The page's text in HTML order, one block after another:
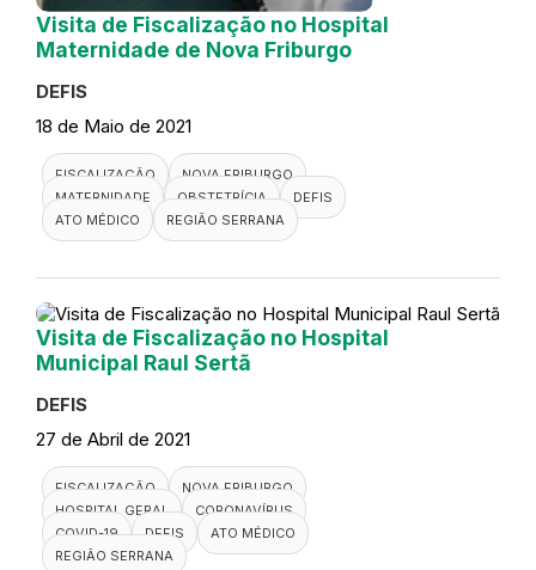
Visita de Fiscalização no Hospital
Maternidade de Nova Friburgo
DEFIS
18 de Maio de 2021
FISCALIZAÇÃO
NOVA FRIBURGO
MATERNIDADE
OBSTETRÍCIA
DEFIS
ATO MÉDICO
REGIÃO SERRANA
Visita de Fiscalização no Hospital
Municipal Raul Sertã
DEFIS
27 de Abril de 2021
FISCALIZAÇÃO
NOVA FRIBURGO
HOSPITAL GERAL
CORONAVÍRUS
COVID-19
DEFIS
ATO MÉDICO
REGIÃO SERRANA